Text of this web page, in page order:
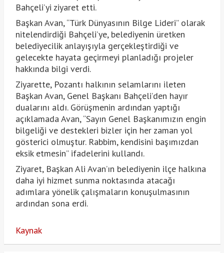
Bahçeli’yi ziyaret etti.
Başkan Avan, “Türk Dünyasının Bilge Lideri” olarak
nitelendirdiği Bahçeli’ye, belediyenin üretken
belediyecilik anlayışıyla gerçekleştirdiği ve
gelecekte hayata geçirmeyi planladığı projeler
hakkında bilgi verdi.
Ziyarette, Pozantı halkının selamlarını ileten
Başkan Avan, Genel Başkanı Bahçeli’den hayır
dualarını aldı. Görüşmenin ardından yaptığı
açıklamada Avan, “Sayın Genel Başkanımızın engin
bilgeliği ve destekleri bizler için her zaman yol
gösterici olmuştur. Rabbim, kendisini başımızdan
eksik etmesin” ifadelerini kullandı.
Ziyaret, Başkan Ali Avan’ın belediyenin ilçe halkına
daha iyi hizmet sunma noktasında atacağı
adımlara yönelik çalışmaların konuşulmasının
ardından sona erdi.
Kaynak